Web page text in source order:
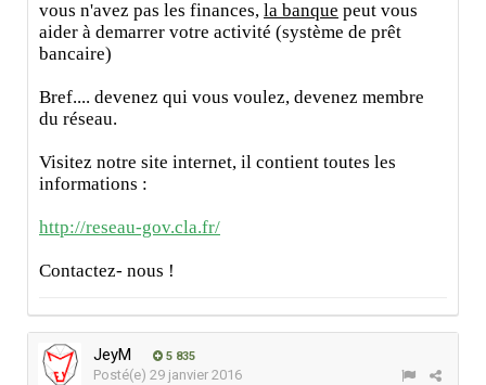
vous n'avez pas les finances, la banque peut vous
aider à demarrer votre activité (système de prêt
bancaire)
Bref.... devenez qui vous voulez, devenez membre
du réseau.
Visitez notre site internet, il contient toutes les
informations :
http://reseau-gov.cla.fr/
Contactez- nous !
JeyM 5 835
Posté(e) 29 janvier 2016